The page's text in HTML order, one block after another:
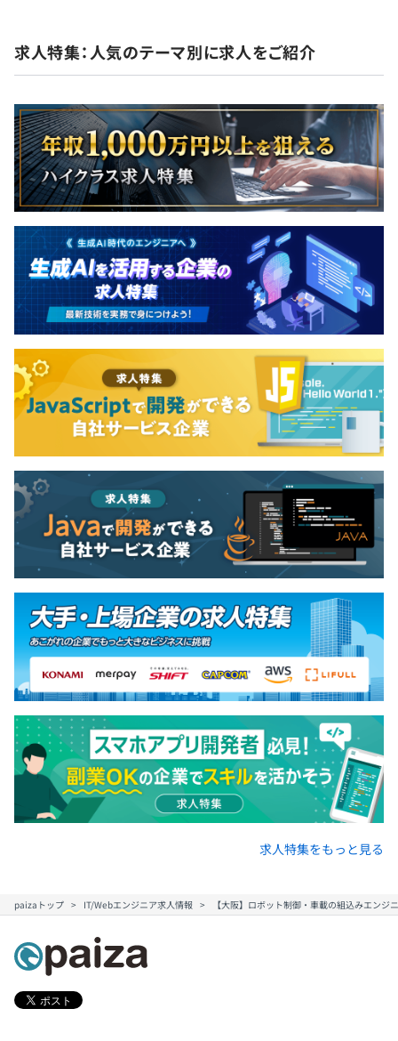
求人特集：人気のテーマ別に求人をご紹介
求人特集をもっと見る
paizaトップ IT/Webエンジニア求人情報 【大阪】ロボット制御・車載の組込みエンジ